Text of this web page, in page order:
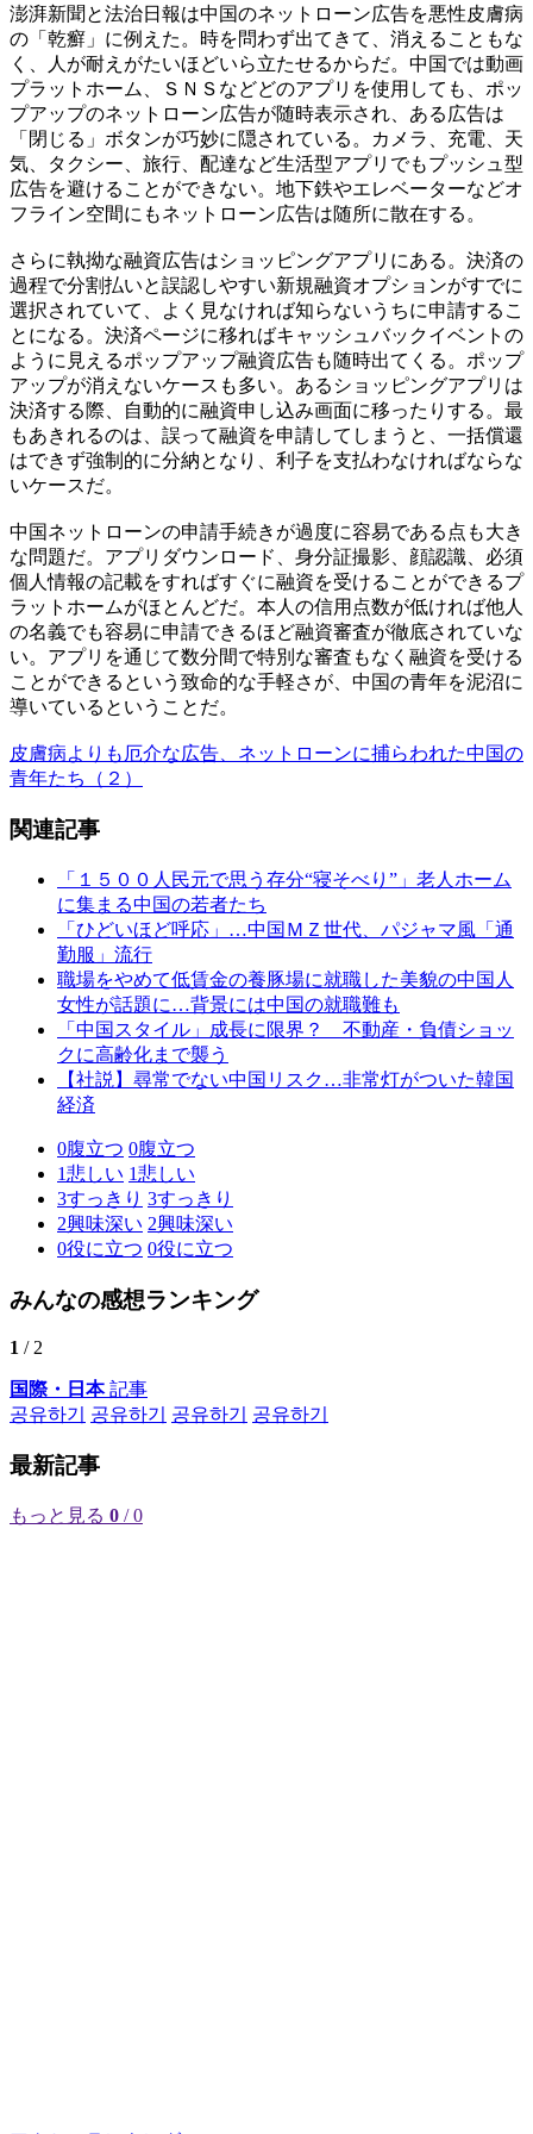
澎湃新聞と法治日報は中国のネットローン広告を悪性皮膚病
の「乾癬」に例えた。時を問わず出てきて、消えることもな
く、人が耐えがたいほどいら立たせるからだ。中国では動画
プラットホーム、ＳＮＳなどどのアプリを使用しても、ポッ
プアップのネットローン広告が随時表示され、ある広告は
「閉じる」ボタンが巧妙に隠されている。カメラ、充電、天
気、タクシー、旅行、配達など生活型アプリでもプッシュ型
広告を避けることができない。地下鉄やエレベーターなどオ
フライン空間にもネットローン広告は随所に散在する。
さらに執拗な融資広告はショッピングアプリにある。決済の
過程で分割払いと誤認しやすい新規融資オプションがすでに
選択されていて、よく見なければ知らないうちに申請するこ
とになる。決済ページに移ればキャッシュバックイベントの
ように見えるポップアップ融資広告も随時出てくる。ポップ
アップが消えないケースも多い。あるショッピングアプリは
決済する際、自動的に融資申し込み画面に移ったりする。最
もあきれるのは、誤って融資を申請してしまうと、一括償還
はできず強制的に分納となり、利子を支払わなければならな
いケースだ。
中国ネットローンの申請手続きが過度に容易である点も大き
な問題だ。アプリダウンロード、身分証撮影、顔認識、必須
個人情報の記載をすればすぐに融資を受けることができるプ
ラットホームがほとんどだ。本人の信用点数が低ければ他人
の名義でも容易に申請できるほど融資審査が徹底されていな
い。アプリを通じて数分間で特別な審査もなく融資を受ける
ことができるという致命的な手軽さが、中国の青年を泥沼に
導いているということだ。
皮膚病よりも厄介な広告、ネットローンに捕らわれた中国の
青年たち（２）
関連記事
「１５００人民元で思う存分“寝そべり”」老人ホーム
に集まる中国の若者たち
「ひどいほど呼応」…中国ＭＺ世代、パジャマ風「通
勤服」流行
職場をやめて低賃金の養豚場に就職した美貌の中国人
女性が話題に…背景には中国の就職難も
「中国スタイル」成長に限界？ 不動産・負債ショッ
クに高齢化まで襲う
【社説】尋常でない中国リスク…非常灯がついた韓国
経済
0腹立つ 0腹立つ
1悲しい 1悲しい
3すっきり 3すっきり
2興味深い 2興味深い
0役に立つ 0役に立つ
みんなの感想ランキング
1 / 2
国際・日本記事
공유하기
공유하기 공유하기 공유하기
最新記事
もっと見る 0 / 0